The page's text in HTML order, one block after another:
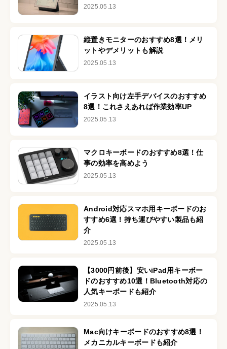
2025.05.13
縦置きモニターのおすすめ8選！メリ
ットやデメリットも解説
2025.05.13
イラスト向け左手デバイスのおすすめ
8選！これさえあれば作業効率UP
2025.05.13
マクロキーボードのおすすめ8選！仕
事の効率を高めよう
2025.05.13
Android対応スマホ用キーボードのお
すすめ6選！持ち運びやすい製品も紹
介
2025.05.13
【3000円前後】安いiPad用キーボー
ドのおすすめ10選！Bluetooth対応の
人気キーボードも紹介
2025.05.13
Mac向けキーボードのおすすめ8選！
メカニカルキーボードも紹介